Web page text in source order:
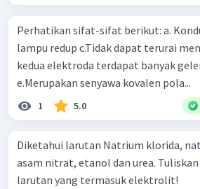
Perhatikan sifat-sifat berikut: a. Konduktor b.Menyalakan
lampu redup c.Tidak dapat terurai menjadi ion-ion d.Pada
kedua elektroda terdapat banyak
e.Merupakan senyawa kovalen pola...
1 5.0
Diketahui larutan Natrium klorida,
asam nitrat, etanol dan urea.
larutan yang termasuk elektrolit!